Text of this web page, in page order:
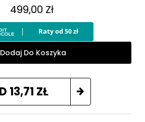
499,00 Zł
Dodaj Do Koszyka
13,71 ZŁ